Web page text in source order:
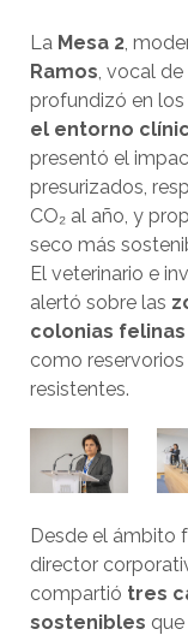
La Mesa 2 ,
Ramos , vocal
profundizó en los
el entorno
presentó el
presurizados,
CO₂ al año, y
seco más
El veterinario e
alertó sobre las
colonias
como
resistentes.
Desde el ámbito
director
compartió tres
sostenibles